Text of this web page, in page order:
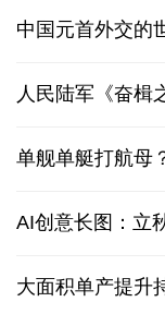
中国元首外交的
人民陆军《奋楫
单舰单艇打航母
AI创意长图：立
大面积单产提升